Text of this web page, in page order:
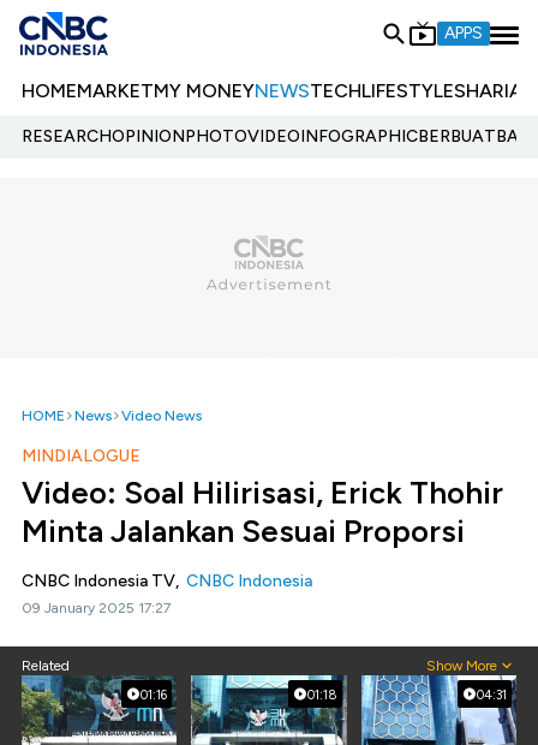
APPS
HOMEMARKETMY MONEYNEWSTECHLIFESTYLESHARIA
RESEARCHOPINIONPHOTOVIDEOINFOGRAPHIC
HOME News Video News
MINDIALOGUE
Video: Soal Hilirisasi, Erick Thohir
Minta Jalankan Sesuai Proporsi
CNBC Indonesia TV, CNBC Indonesia
09 January 2025 17:27
Related Show More
01:16 01:18 04:31